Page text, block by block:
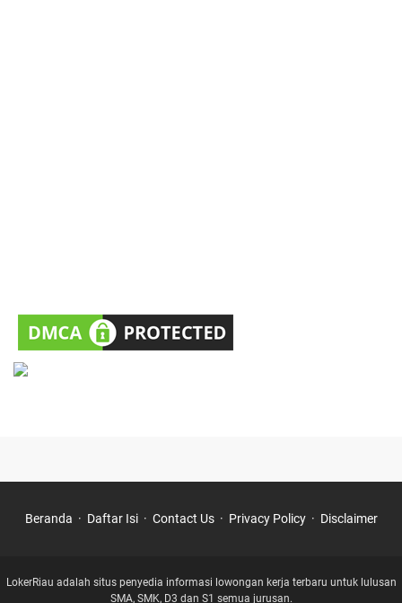
Beranda Daftar Isi Contact Us Privacy Policy Disclaimer
LokerRiau adalah situs penyedia informasi lowongan kerja terbaru untuk lulusan
SMA, SMK, D3 dan S1 semua jurusan.